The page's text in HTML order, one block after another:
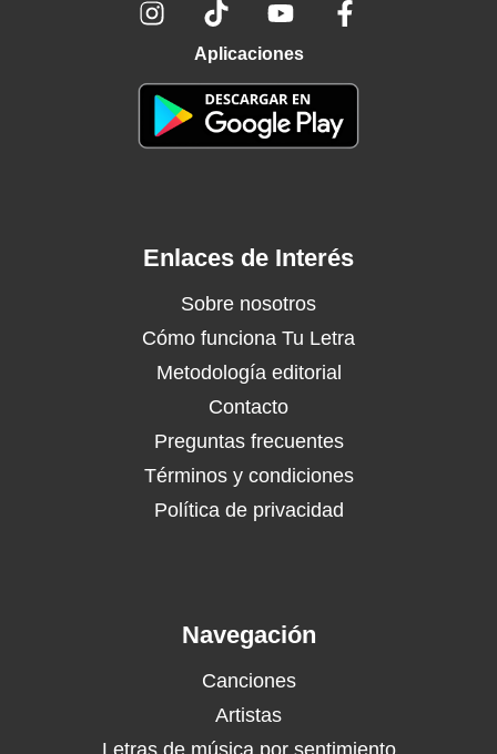
Aplicaciones
Enlaces de Interés
Sobre nosotros
Cómo funciona Tu Letra
Metodología editorial
Contacto
Preguntas frecuentes
Términos y condiciones
Política de privacidad
Navegación
Canciones
Artistas